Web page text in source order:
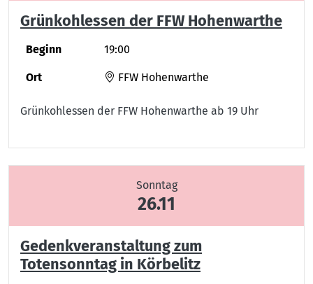
Grünkohlessen der FFW Hohenwarthe
Beginn 19:00
Ort FFW Hohenwarthe
Grünkohlessen der FFW Hohenwarthe ab 19 Uhr
Sonntag
26.11
Gedenkveranstaltung zum
Totensonntag in Körbelitz